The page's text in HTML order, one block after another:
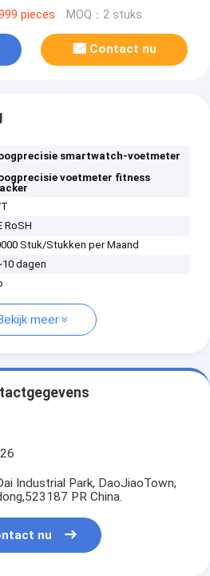
pieces MOQ：2 stuks
Contact nu
smartwatch-voetmeter
voetmeter fitness
RoSH
Stuk/Stukken per Maand
dagen
meer
Industrial Park, DaoJiaoTown,
PR China.
nu